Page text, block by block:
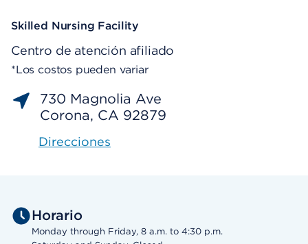
Skilled Nursing Facility
Centro de atención afiliado
*Los costos pueden variar
730 Magnolia Ave
Corona, CA 92879
Direcciones
Horario
Monday through Friday, 8 a.m. to 4:30 p.m.